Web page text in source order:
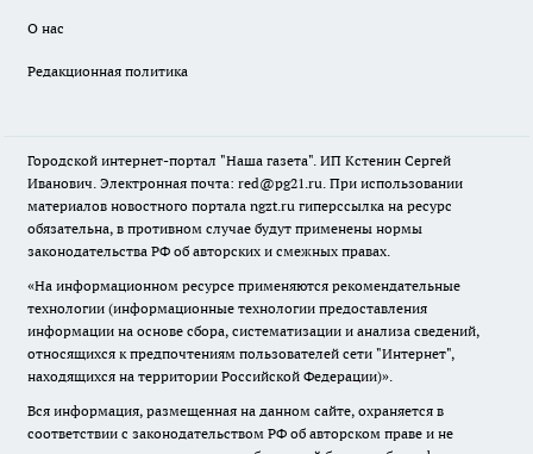
О нас
Редакционная политика
Городской интернет-портал "Наша газета". ИП Кстенин Сергей
Иванович. Электронная почта: red@pg21.ru. При использовании
материалов новостного портала ngzt.ru гиперссылка на ресурс
обязательна, в противном случае будут применены нормы
законодательства РФ об авторских и смежных правах.
«На информационном ресурсе применяются рекомендательные
технологии (информационные технологии предоставления
информации на основе сбора, систематизации и анализа сведений,
относящихся к предпочтениям пользователей сети "Интернет",
находящихся на территории Российской Федерации)».
Вся информация, размещенная на данном сайте, охраняется в
соответствии с законодательством РФ об авторском праве и не